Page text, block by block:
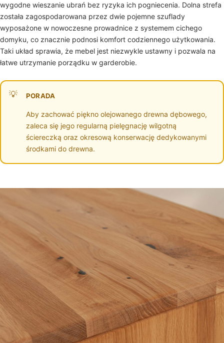
wygodne wieszanie ubrań bez ryzyka ich pogniecenia. Dolna strefa
została zagospodarowana przez dwie pojemne szuflady
wyposażone w nowoczesne prowadnice z systemem cichego
domyku, co znacznie podnosi komfort codziennego użytkowania.
Taki układ sprawia, że mebel jest niezwykle ustawny i pozwala na
łatwe utrzymanie porządku w garderobie.
PORADA
Aby zachować piękno olejowanego drewna dębowego,
zaleca się jego regularną pielęgnację wilgotną
ściereczką oraz okresową konserwację dedykowanymi
środkami do drewna.